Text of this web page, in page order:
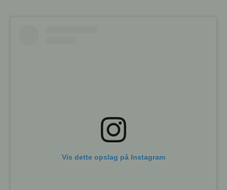
Vis dette opslag på Instagram